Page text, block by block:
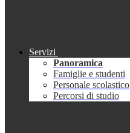
Servizi
Panoramica
Famiglie e studenti
Personale scolastico
Percorsi di studio